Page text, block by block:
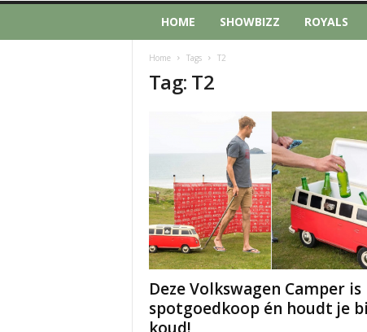
HOME SHOWBIZZ ROYALS
Home Tags T2
Tag: T2
Deze Volkswagen Camper is
spotgoedkoop én houdt je